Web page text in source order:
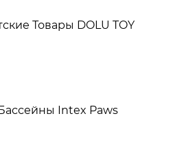
Товары DOLU TOY
Intex Paws